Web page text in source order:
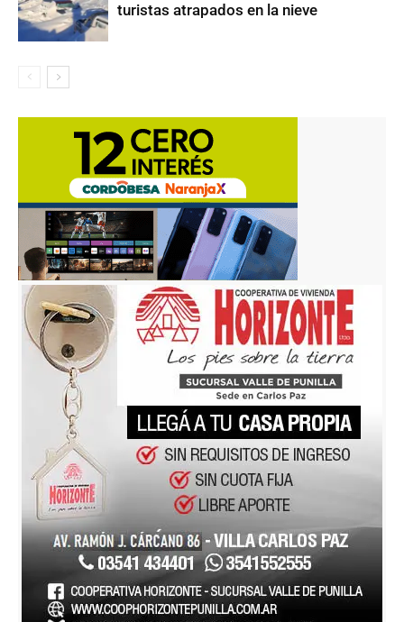
turistas atrapados en la nieve